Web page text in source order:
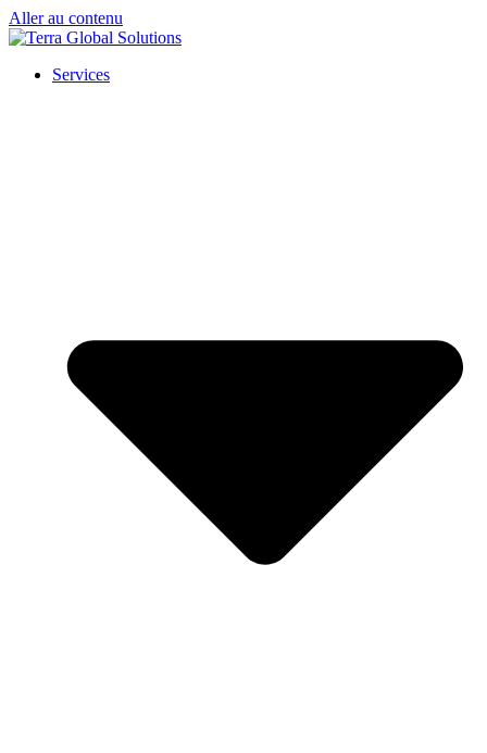
Aller au contenu
Services